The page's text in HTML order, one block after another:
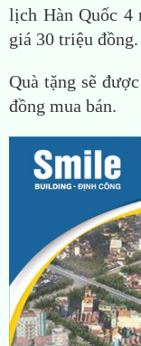
lịch Hàn Quốc 4
giá 30 triệu đồng.
Quà tặng sẽ
đồng mua bán.